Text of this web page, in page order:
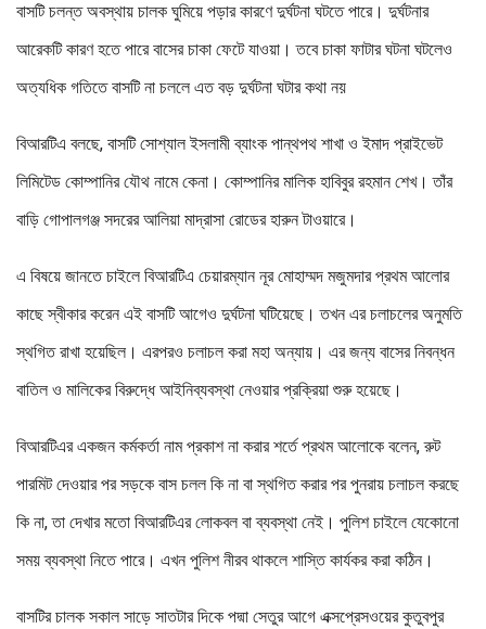
বাসটি চলন্ত অবস্থায় চালক ঘুমিয়ে পড়ার কারণে দুর্ঘটনা ঘটতে পারে। দুর্ঘটনার
আরেকটি কারণ হতে পারে বাসের চাকা ফেটে যাওয়া। তবে চাকা ফাটার ঘটনা ঘটলেও
অত্যধিক গতিতে বাসটি না চললে এত বড় দুর্ঘটনা ঘটার কথা নয়
বিআরটিএ বলছে, বাসটি সোশ্যাল ইসলামী ব্যাংক পান্থপথ শাখা ও ইমাদ প্রাইভেট
লিমিটেড কোম্পানির যৌথ নামে কেনা। কোম্পানির মালিক হাবিবুর রহমান শেখ। তাঁর
বাড়ি গোপালগঞ্জ সদরের আলিয়া মাদ্রাসা রোডের হারুন টাওয়ারে।
এ বিষয়ে জানতে চাইলে বিআরটিএ চেয়ারম্যান নূর মোহাম্মদ মজুমদার প্রথম আলোর
কাছে স্বীকার করেন এই বাসটি আগেও দুর্ঘটনা ঘটিয়েছে। তখন এর চলাচলের অনুমতি
স্থগিত রাখা হয়েছিল। এরপরও চলাচল করা মহা অন্যায়। এর জন্য বাসের নিবন্ধন
বাতিল ও মালিকের বিরুদ্ধে আইনিব্যবস্থা নেওয়ার প্রক্রিয়া শুরু হয়েছে।
বিআরটিএর একজন কর্মকর্তা নাম প্রকাশ না করার শর্তে প্রথম আলোকে বলেন, রুট
পারমিট দেওয়ার পর সড়কে বাস চলল কি না বা স্থগিত করার পর পুনরায় চলাচল করছে
কি না, তা দেখার মতো বিআরটিএর লোকবল বা ব্যবস্থা নেই। পুলিশ চাইলে যেকোনো
সময় ব্যবস্থা নিতে পারে। এখন পুলিশ নীরব থাকলে শাস্তি কার্যকর করা কঠিন।
বাসটির চালক সকাল সাড়ে সাতটার দিকে পদ্মা সেতুর আগে এক্সপ্রেসওয়ের কুতুবপুর